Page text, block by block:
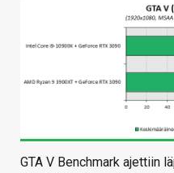
GTA V Benchmark ajettiin